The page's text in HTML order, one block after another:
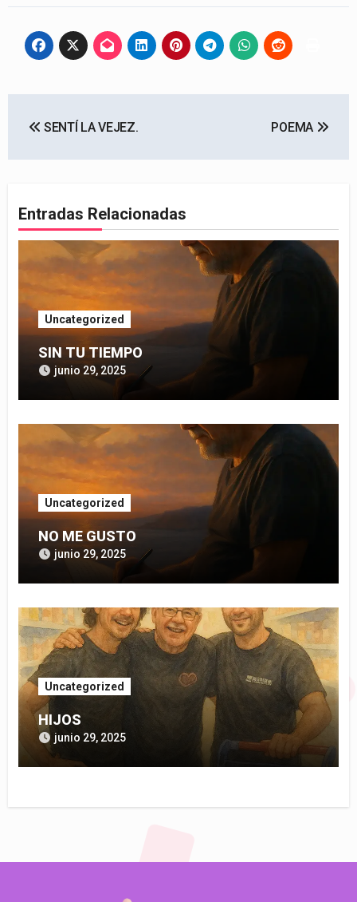
de SENTÍ LA VEJEZ. POEMA
Entradas Relacionadas
Uncategorized
SIN TU TIEMPO
junio 29, 2025
Uncategorized
NO ME GUSTO
junio 29, 2025
Uncategorized
HIJOS
junio 29, 2025